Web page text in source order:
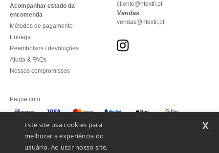
Acompanhar estado da
encomenda
Métodos de pagamento
Entrega
Reembolsos / devoluções
Ajuda & FAQs
Nossos compromissos
cliente@ntextil.pt
Vendas
vendas@ntextil.pt
Pague com
Enviamos com
Este site usa cookies para
melhorar a experiência do
usuário. Ao usar nosso site,
x